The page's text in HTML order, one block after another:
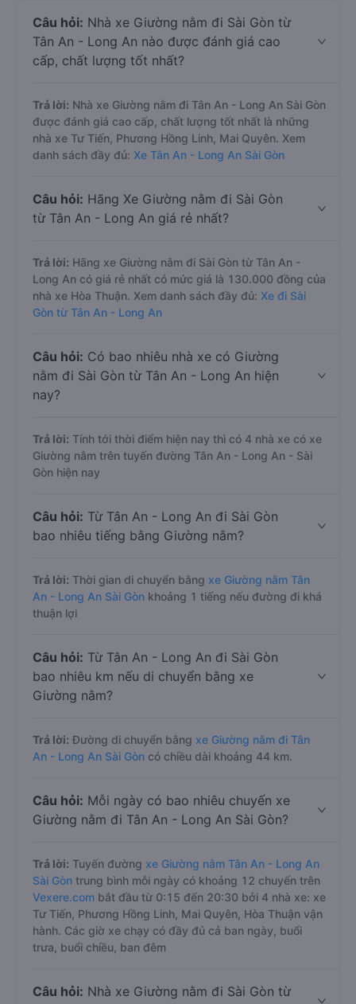
Câu hỏi: Nhà xe Giường nằm đi Sài Gòn từ
Tân An - Long An nào được đánh giá cao
cấp, chất lượng tốt nhất?
Trả lời: Nhà xe Giường nằm đi Tân An - Long An Sài Gòn
được đánh giá cao cấp, chất lượng tốt nhất là những
nhà xe Tư Tiến, Phương Hồng Linh, Mai Quyên. Xem
danh sách đầy đủ: Xe Tân An - Long An Sài Gòn
Câu hỏi: Hãng Xe Giường nằm đi Sài Gòn
từ Tân An - Long An giá rẻ nhất?
Trả lời: Hãng xe Giường nằm đi Sài Gòn từ Tân An -
Long An có giá rẻ nhất có mức giá là 130.000 đồng của
nhà xe Hòa Thuận. Xem danh sách đầy đủ: Xe đi Sài
Gòn từ Tân An - Long An
Câu hỏi: Có bao nhiêu nhà xe có Giường
nằm đi Sài Gòn từ Tân An - Long An hiện
nay?
Trả lời: Tính tới thời điểm hiện nay thì có 4 nhà xe có xe
Giường nằm trên tuyến đường Tân An - Long An - Sài
Gòn hiện nay
Câu hỏi: Từ Tân An - Long An đi Sài Gòn
bao nhiêu tiếng bằng Giường nằm?
Trả lời: Thời gian di chuyển bằng xe Giường nằm Tân
An - Long An Sài Gòn khoảng 1 tiếng nếu đường đi khá
thuận lợi
Câu hỏi: Từ Tân An - Long An đi Sài Gòn
bao nhiêu km nếu di chuyển bằng xe
Giường nằm?
Trả lời: Đường di chuyển bằng xe Giường nằm đi Tân
An - Long An Sài Gòn có chiều dài khoảng 44 km.
Câu hỏi: Mỗi ngày có bao nhiêu chuyến xe
Giường nằm đi Tân An - Long An Sài Gòn?
Trả lời: Tuyến đường xe Giường nằm Tân An - Long An
Sài Gòn trung bình mỗi ngày có khoảng 12 chuyến trên
Vexere.com bắt đầu từ 0:15 đến 20:30 bởi 4 nhà xe: xe
Tư Tiến, Phương Hồng Linh, Mai Quyên, Hòa Thuận vận
hành. Các giờ xe chạy có đầy đủ cả ban ngày, buổi
trưa, buổi chiều, ban đêm
Câu hỏi: Nhà xe Giường nằm đi Sài Gòn từ